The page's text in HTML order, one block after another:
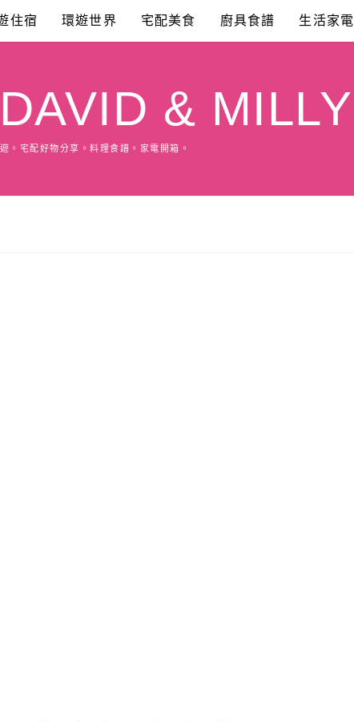
住宿 環遊世界 宅配美食 廚具食譜 生活家電
& MILLY
。宅配好物分享。料理食譜。家電開箱。